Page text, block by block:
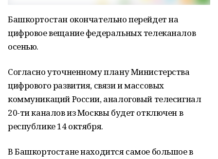
Башкортостан окончательно перейдет на
цифровое вещание федеральных телеканалов
осенью.
Согласно уточненному плану Министерства
цифрового развития, связи и массовых
коммуникаций России, аналоговый телесигнал
20-ти каналов из Москвы будет отключен в
республике 14 октября.
В Башкортостане находится самое большое в